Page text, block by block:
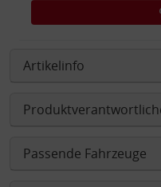
Artikelinfo
Passende Fahrzeuge